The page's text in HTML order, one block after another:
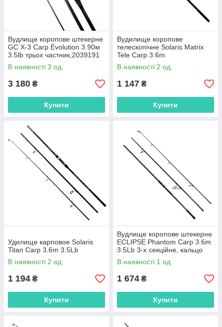
Вудлище коропове штекерне
GC X-3 Carp Evolution 3.90м
3.5lb трьох частник,2039191
В наявності 3 од.
3 180 ₴
Купити
Вудилище коропове
телескопічне Solaris Matrix
Tele Carp 3.6m
3.5Lb,30.43.81036
В наявності 2 од.
1 147 ₴
Купити
Удилище карповое Solaris
Titan Carp 3.6m 3.5Lb
В наявності 2 од.
1 194 ₴
Купити
Вудлище коропове штекерне
ECLIPSE Phantom Carp 3.6m
3.5Lb 3-х секційне, кальцо
50mm
В наявності 1 од.
1 674 ₴
Купити